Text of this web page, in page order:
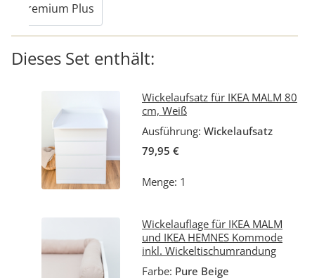
Premium Plus
Dieses Set enthält:
Wickelaufsatz für IKEA MALM 80
cm, Weiß
Ausführung: Wickelaufsatz
79,95 €
Menge: 1
Wickelauflage für IKEA MALM
und IKEA HEMNES Kommode
inkl. Wickeltischumrandung
Farbe: Pure Beige